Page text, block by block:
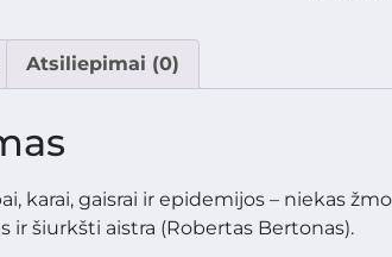
Atsiliepimai (0)
karai, gaisrai ir epidemijos – niekas
ir šiurkšti aistra (Robertas Bertonas).